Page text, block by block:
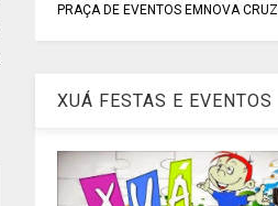
PRAÇA DE EVENTOS EMNOVA CRUZ
XUÁ FESTAS E EVENTOS